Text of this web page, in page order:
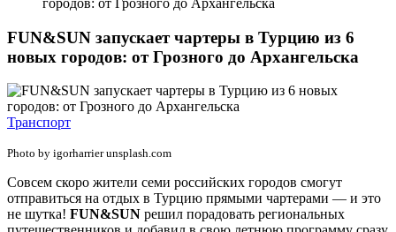
городов: от Грозного до Архангельска
FUN&SUN запускает чартеры в Турцию из 6
новых городов: от Грозного до Архангельска
Транспорт
Photo by igorharrier unsplash.com
Совсем скоро жители семи российских городов смогут
отправиться на отдых в Турцию прямыми чартерами — и это
не шутка! FUN&SUN решил порадовать региональных